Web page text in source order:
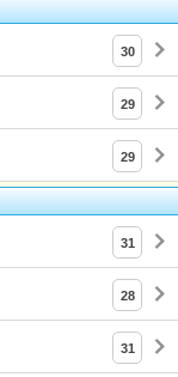
30
29
29
31
28
31